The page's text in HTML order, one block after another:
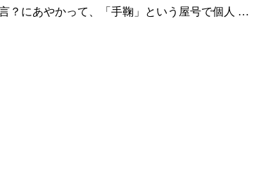
？にあやかって、「手鞠」という屋号で個人 …